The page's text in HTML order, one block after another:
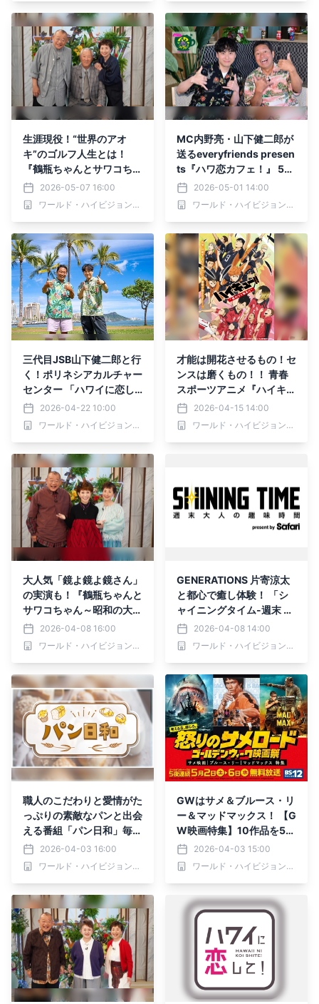
ー」にて
S12 トゥエルビで放送
生涯現役！“世界のアオ
キ”のゴルフ人生とは！
『鶴瓶ちゃんとサワコちゃ
ん～昭和の大先輩とおかし
な２人～』第65回ゲス
ト：青木功 5月11日（月）
エルビで放送
2026-05-07 16:00
ワールド・ハイビジョン・チャンネル株式会社
MC内野亮・山下健二郎が
送るeveryfriends presen
ts『ハワ恋カフェ！』 5月
3日（日）夕方6時25分～
BS12 トゥエルビで放送ス
タート プレゼントキャン
2026-05-01 14:00
ワールド・ハイビジョン・チャンネル株式会社
三代目JSB山下健二郎と行
く！ポリネシアカルチャー
センター 「ハワイに恋し
て！」5月3日（日）夕方6
時～BS12 トゥエルビで放
送！ さらに、横浜髙島屋
26」ステージイベントに
参戦！
2026-04-22 10:00
ワールド・ハイビジョン・チャンネル株式会社
才能は開花させるもの！セ
ンスは磨くもの！！ 青春
スポーツアニメ『ハイキュ
ー!! 劇場版 総集編』を4週
連続放送 5月10日スター
ト BS12 トゥエルビ「日
2026-04-15 14:00
ワールド・ハイビジョン・チャンネル株式会社
大人気「鏡よ鏡よ鏡さん」
の実演も！『鶴瓶ちゃんと
サワコちゃん～昭和の大先
輩とおかしな２人～』第6
4回ゲスト：うつみ宮土
理 4月13日（月）よる9
ビで放送
2026-04-08 16:00
ワールド・ハイビジョン・チャンネル株式会社
GENERATIONS 片寄涼太
と都心で癒し体験！ 「シ
ャイニングタイム-週末 大
人の趣味時間-」 4月9日
（木）夕方6時30分～ BS1
2 トゥエルビで全国無料放
2026-04-08 14:00
ワールド・ハイビジョン・チャンネル株式会社
職人のこだわりと愛情がた
っぷりの素敵なパンと出会
える番組「パン日和」毎週
火曜よる9:55～ BS12 ト
ゥエルビで放送
2026-04-03 16:00
ワールド・ハイビジョン・チャンネル株式会社
GWはサメ＆ブルース・リ
ー＆マッドマックス！ 【G
W映画特集】10作品を5夜
連続で 5月2日（土）～5
月6日（水） BS12 トゥエ
ルビ 無料放送
2026-04-03 15:00
ワールド・ハイビジョン・チャンネル株式会社